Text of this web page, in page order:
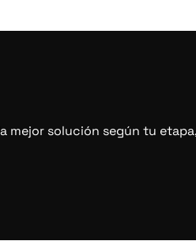
mejor solución según tu